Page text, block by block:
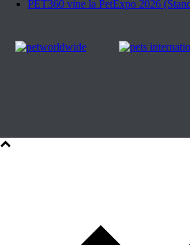
PET360 vine la PetExpo 2026